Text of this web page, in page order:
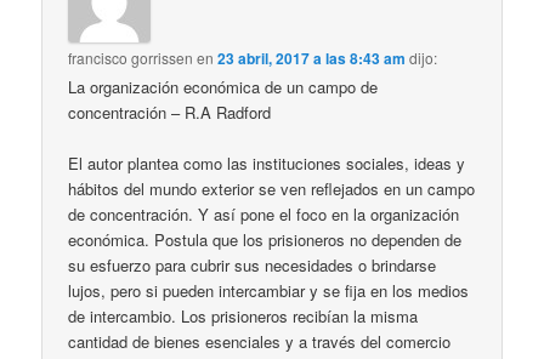
francisco gorrissen en23 abril, 2017 a las 8:43 am dijo:
La organización económica de un campo de
concentración – R.A Radford
El autor plantea como las instituciones sociales, ideas y
hábitos del mundo exterior se ven reflejados en un campo
de concentración. Y así pone el foco en la organización
económica. Postula que los prisioneros no dependen de
su esfuerzo para cubrir sus necesidades o brindarse
lujos, pero si pueden intercambiar y se fija en los medios
de intercambio. Los prisioneros recibían la misma
cantidad de bienes esenciales y a través del comercio